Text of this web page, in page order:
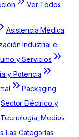
Ver Todos
Asistencia Médica
Industrial e
y Servicios
y Potencia
Packaging
Sector Eléctrico y
Tecnología, Medios
Las Categorías